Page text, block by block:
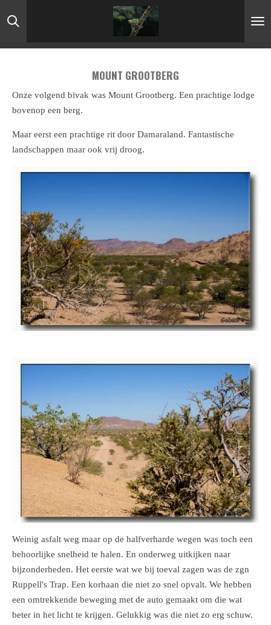
Ga
direct
MOUNT GROOTBERG
Onze volgend bivak was Mount Grootberg. Een prachtige lodge
bovenop een berg.
Maar eerst een prachtige rit door Damaraland. Fantastische
landschappen maar ook vrij droog.
Weinig asfalt weg maar op de halfverharde wegen was toch een
behoorlijke snelheid te halen. En onderweg uitkijken naar
bijzonderheden. Het eerste wat we bij toeval zagen was de zgn
Ruppell's Trap. Een korhaan die niet zo snel opvalt. We hebben
een omtrekkende beweging met de auto gemaakt om die wat
beter in het licht te krijgen. Gelukkig was die niet zo erg schuw.